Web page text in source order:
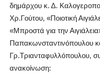
δημάρχου κ. Δ.
Χρ.Γούτου, «Ποιοτική
«Μπροστά για την
Παπακωνσταντινόπουλου
Γρ.Τριανταφυλλόπουλου,
ανακοίνωση: